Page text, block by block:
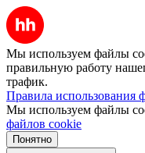
Мы используем файлы
правильную работу
трафик.
Правила использования
Мы используем файлы
файлов cookie
Понятно